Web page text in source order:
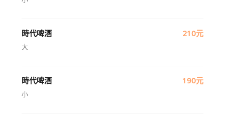
時代啤酒 210元
大
時代啤酒 190元
小